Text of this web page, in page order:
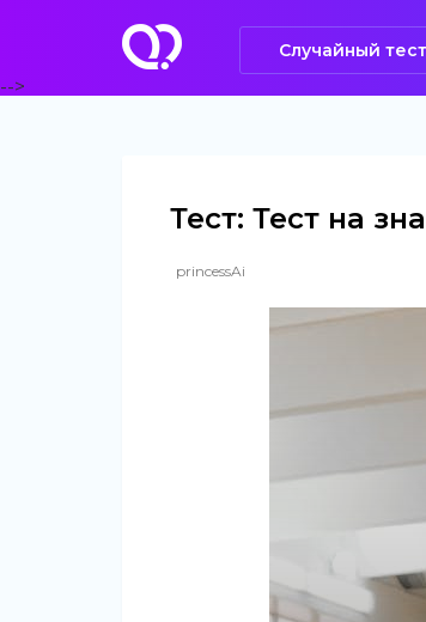
Случайный тест
-->
Тест: Тест на
princessAi